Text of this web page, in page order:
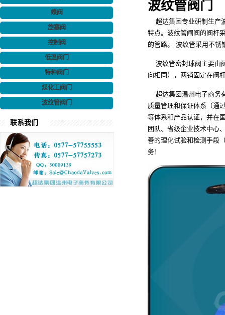
波纹管阀门
超达集团专业研制生产
特点。波纹管闸阀的阀杆
的管路。 波纹管采用不锈
波纹管密封球阀主要由
向相同），两销固定在阀
超达集团温州电子商务
质量管理和保证体系（通
等体系和产品认证，并在
团队、省级企业技术中心
善的理化试验和检测手段
务！
蝶阀
旋塞阀
控制阀
低温阀门
特种阀门
煤化工阀门
波纹管阀门
联系我们